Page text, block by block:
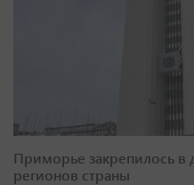
Приморье закрепилось в
регионов страны